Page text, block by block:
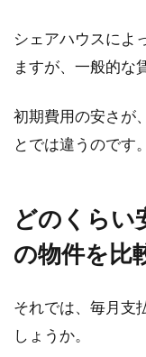
シェアハウスによ
ますが、一般的な
初期費用の安さが
とでは違うのです。
どのくらい
の物件を比
それでは、毎月支
しょうか。